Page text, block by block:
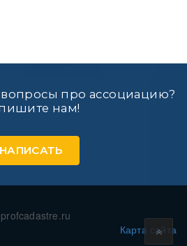
вопросы про ассоциацию?
нам!
НАПИСАТЬ
Карта сайта